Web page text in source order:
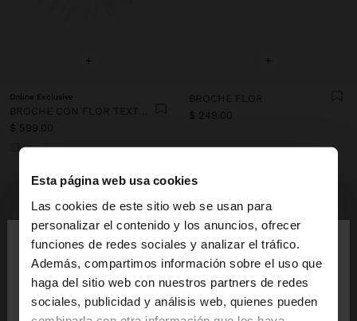
Esta página web usa cookies
Las cookies de este sitio web se usan para
personalizar el contenido y los anuncios, ofrecer
funciones de redes sociales y analizar el tráfico.
Además, compartimos información sobre el uso que
haga del sitio web con nuestros partners de redes
sociales, publicidad y análisis web, quienes pueden
hola
Estás accediendo a la web de Mexico. ¿Quieres ir a
la web de United States?
+
Online Exclusive
$ 599.00
+2
+
BROCHE FLOR
$ 249.00